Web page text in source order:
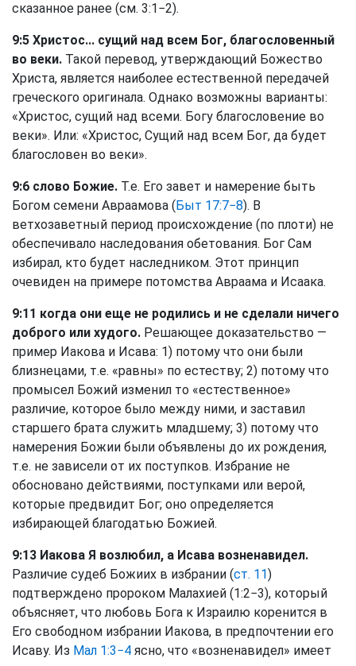
сказанное ранее (см. 3:1−2).
9:5 Христос... сущий над всем Бог, благословенный
во веки. Такой перевод, утверждающий Божество
Христа, является наиболее естественной передачей
греческого оригинала. Однако возможны варианты:
«Христос, сущий над всеми. Богу благословение во
веки». Или: «Христос, Сущий над всем Бог, да будет
благословен во веки».
9:6 слово Божие. Т.е. Его завет и намерение быть
Богом семени Авраамова (Быт 17:7−8). В
ветхозаветный период происхождение (по плоти) не
обеспечивало наследования обетования. Бог Сам
избирал, кто будет наследником. Этот принцип
очевиден на примере потомства Авраама и Исаака.
9:11 когда они еще не родились и не сделали ничего
доброго или худого. Решающее доказательство —
пример Иакова и Исава: 1) потому что они были
близнецами, т.е. «равны» по естеству; 2) потому что
промысел Божий изменил то «естественное»
различие, которое было между ними, и заставил
старшего брата служить младшему; 3) потому что
намерения Божии были объявлены до их рождения,
т.е. не зависели от их поступков. Избрание не
обосновано действиями, поступками или верой,
которые предвидит Бог; оно определяется
избирающей благодатью Божией.
9:13 Иакова Я возлюбил, а Исава возненавидел.
Различие судеб Божиих в избрании (ст. 11)
подтверждено пророком Малахией (1:2−3), который
объясняет, что любовь Бога к Израилю коренится в
Его свободном избрании Иакова, в предпочтении его
Исаву. Из Мал 1:3−4 ясно, что «возненавидел» имеет